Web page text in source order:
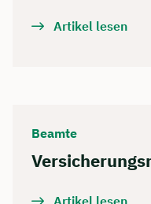
Artikel lesen
Beamte
Artikel lesen